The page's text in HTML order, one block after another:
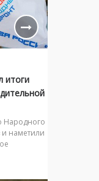
итоги
Народного
наметили